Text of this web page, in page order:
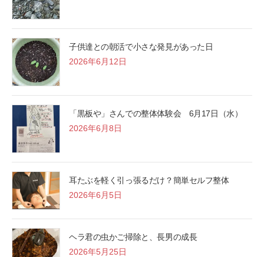
子供達との朝活で小さな発見があった日
2026年6月12日
「黒板や」さんでの整体体験会 6月17日（水）
2026年6月8日
耳たぶを軽く引っ張るだけ？簡単セルフ整体
2026年6月5日
ヘラ君の虫かご掃除と、長男の成長
2026年5月25日